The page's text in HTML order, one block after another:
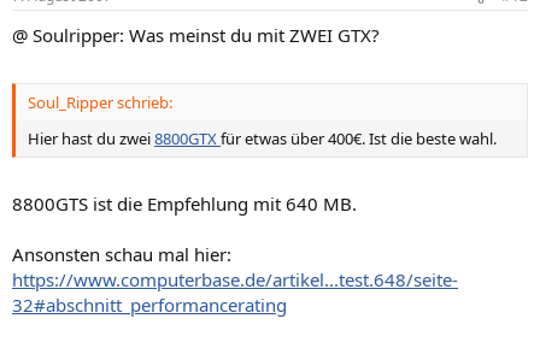
@ Soulripper: Was meinst du mit ZWEI GTX?
Soul_Ripper schrieb:
Hier hast du zwei8800GTX für etwas über 400€. Ist die beste wahl.
8800GTS ist die Empfehlung mit 640 MB.
Ansonsten schau mal hier:
https://www.computerbase.de/artikel...test.648/seite-
32#abschnitt_performancerating